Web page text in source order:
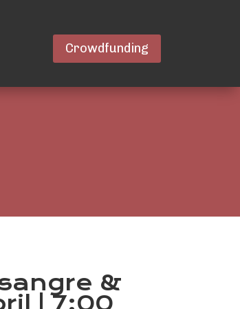
Crowdfunding
&
| 7:00